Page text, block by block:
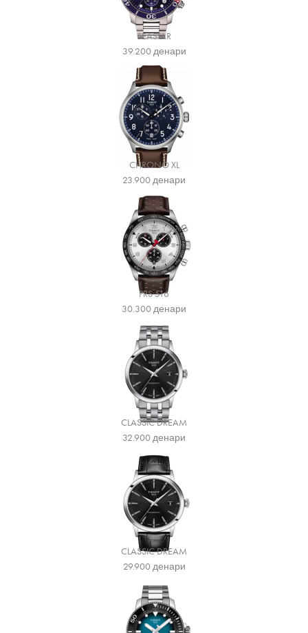
SEASTAR
39.200денари
CHRONO XL
23.900денари
PRS 516
30.300денари
CLASSIC DREAM
32.900денари
CLASSIC DREAM
29.900денари